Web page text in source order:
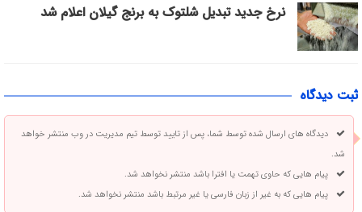
نرخ جدید تبدیل شلتوک به برنج گیلان اعلام شد
ثبت دیدگاه
دیدگاه های ارسال شده توسط شما، پس از تایید توسط تیم مدیریت در وب منتشر خواهد
شد.
پیام هایی که حاوی تهمت یا افترا باشد منتشر نخواهد شد.
پیام هایی که به غیر از زبان فارسی یا غیر مرتبط باشد منتشر نخواهد شد.